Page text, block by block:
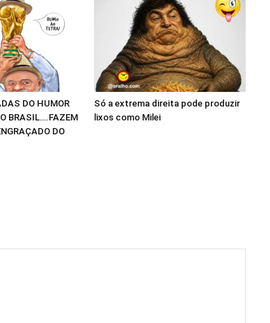
DO HUMOR
BRASIL….FAZEM
DO
Só a extrema direita pode produzir
lixos como Milei